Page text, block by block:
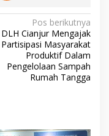
Pos berikutnya
DLH Cianjur Mengajak
Partisipasi Masyarakat
Produktif Dalam
Pengelolaan Sampah
Rumah Tangga